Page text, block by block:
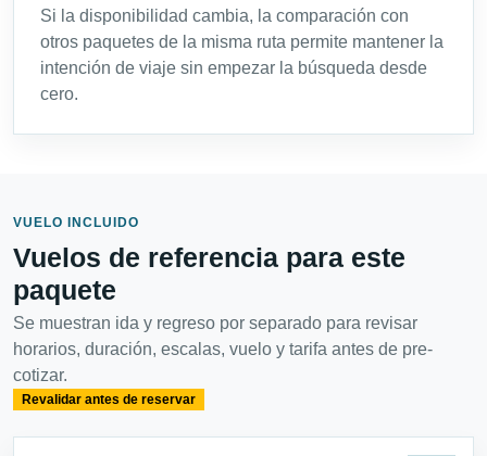
Si la disponibilidad cambia, la comparación con
otros paquetes de la misma ruta permite mantener la
intención de viaje sin empezar la búsqueda desde
cero.
VUELO INCLUIDO
Vuelos de referencia para este
paquete
Se muestran ida y regreso por separado para revisar
horarios, duración, escalas, vuelo y tarifa antes de pre-
cotizar.
Revalidar antes de reservar